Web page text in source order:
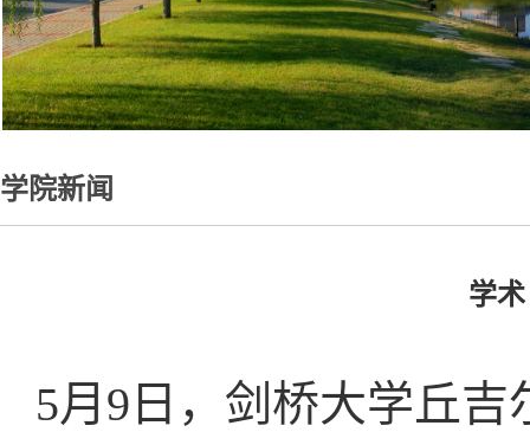
学院新闻
学
5月9日，剑桥大学丘